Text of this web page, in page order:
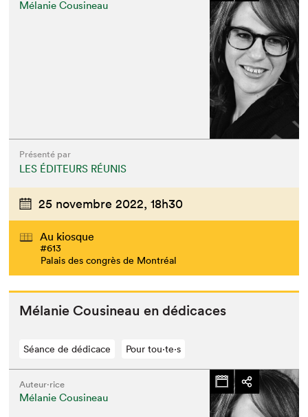
Mélanie Cousineau
Présenté par
LES ÉDITEURS RÉUNIS
25 novembre 2022, 18h30
Au kiosque
#613
Palais des congrès de Montréal
Mélanie Cousineau en dédicaces
Séance de dédicace Pour tou⋅te⋅s
Auteur·rice
Mélanie Cousineau